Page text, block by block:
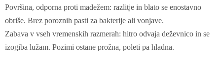
Površina, odporna proti madežem: razlitje in blato se enostavno
obriše. Brez poroznih pasti za bakterije ali vonjave.
Zabava v vseh vremenskih razmerah: hitro odvaja deževnico in se
izogiba lužam. Pozimi ostane prožna, poleti pa hladna.